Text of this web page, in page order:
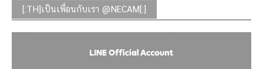
[:TH]เป็นเพื่อนกับเรา @NECAM[:]